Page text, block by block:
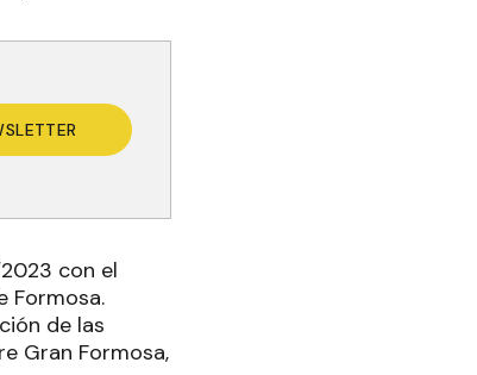
con el
Formosa.
de las
Gran Formosa,